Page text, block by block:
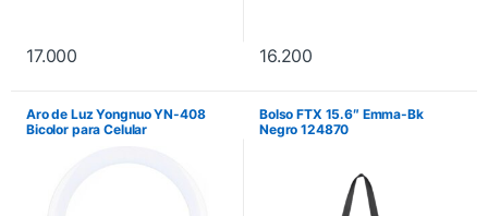
17.000 16.200
Aro de Luz Yongnuo YN-408
Bicolor para Celular
Bolso FTX 15.6″ Emma-Bk
Negro 124870